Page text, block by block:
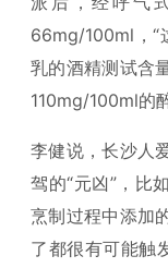
66mg/100ml，“
乳的酒精测试含
110mg/100ml的
李健说，长沙人
驾的“元凶”，比
烹制过程中添加
了都很有可能触